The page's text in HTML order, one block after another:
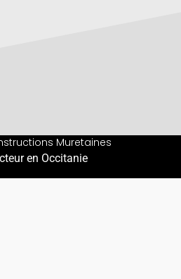
Muretaines
en Occitanie